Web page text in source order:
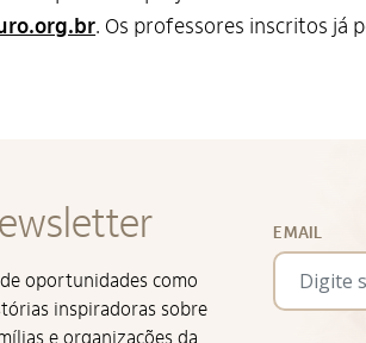
. Os professores inscritos já
oportunidades como
inspiradoras sobre
e organizações da
EMAIL